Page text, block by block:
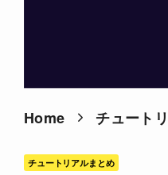
Home チュート
チュートリアルまとめ